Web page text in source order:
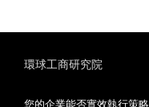
環球工商研究院
您的企業能否實效執行策